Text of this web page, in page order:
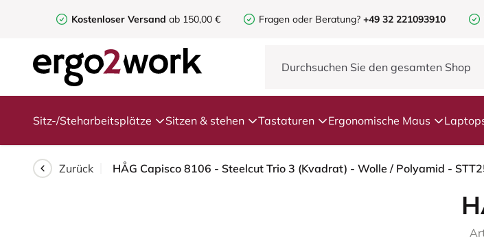
Kostenloser Versand ab 150,00 € Fragen oder Beratung? +49 32 221093910
Sitz-/Steharbeitsplätze Sitzen & stehen Tastaturen Ergonomische Maus
Zurück HÅG Capisco 8106 - Steelcut Trio 3 (Kvadrat) - Wolle / Polyamid -